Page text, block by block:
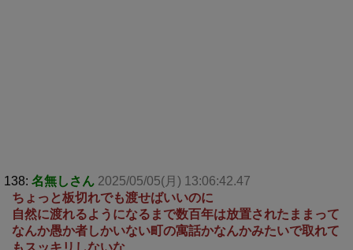
138: 名無しさん 2025/05/05(月) 13:06:42.47
ちょっと板切れでも渡せばいいのに
自然に渡れるようになるまで数百年は放置されたままって
なんか愚か者しかいない町の寓話かなんかみたいで取れて
もスッキリしないな